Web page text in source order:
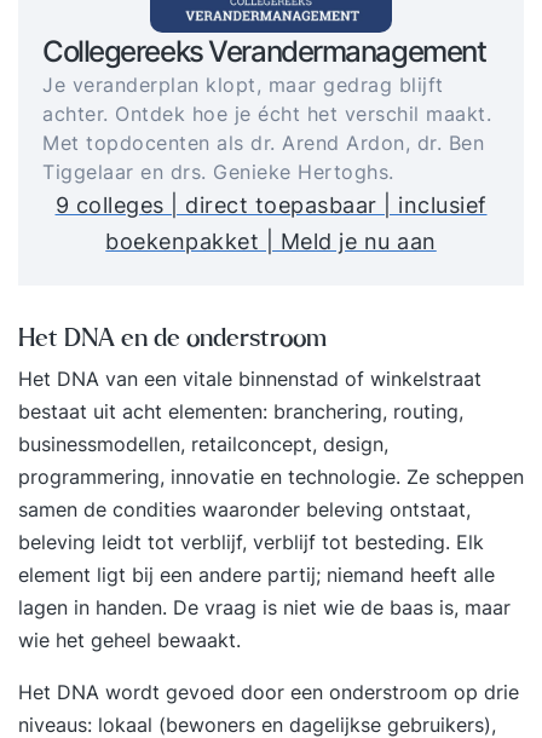
Collegereeks Verandermanagement
Je veranderplan klopt, maar gedrag blijft
achter. Ontdek hoe je écht het verschil maakt.
Met topdocenten als dr. Arend Ardon, dr. Ben
Tiggelaar en drs. Genieke Hertoghs.
9 colleges | direct toepasbaar | inclusief
boekenpakket | Meld je nu aan
Het DNA en de onderstroom
Het DNA van een vitale binnenstad of winkelstraat
bestaat uit acht elementen: branchering, routing,
businessmodellen, retailconcept, design,
programmering, innovatie en technologie. Ze scheppen
samen de condities waaronder beleving ontstaat,
beleving leidt tot verblijf, verblijf tot besteding. Elk
element ligt bij een andere partij; niemand heeft alle
lagen in handen. De vraag is niet wie de baas is, maar
wie het geheel bewaakt.
Het DNA wordt gevoed door een onderstroom op drie
niveaus: lokaal (bewoners en dagelijkse gebruikers),